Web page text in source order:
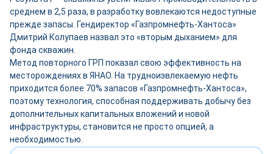
среднем в 2,5 раза, в разработку вовлекаются недоступные
прежде запасы. Гендиректор «Газпромнефть-Хантоса»
Дмитрий Колупаев назвал это «вторым дыханием» для
фонда скважин.
Метод повторного ГРП показал свою эффективность на
месторождениях в ЯНАО. На трудноизвлекаемую нефть
приходится более 70% запасов «Газпромнефть-Хантоса»,
поэтому технология, способная поддерживать добычу без
дополнительных капитальных вложений и новой
инфраструктуры, становится не просто опцией, а
необходимостью.